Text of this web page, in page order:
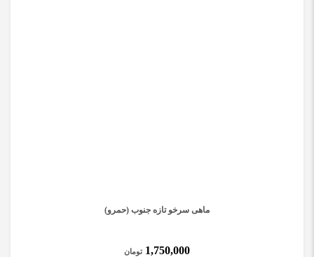
ماهی سرخو تازه جنوب (حمرو)
1,750,000 تومان